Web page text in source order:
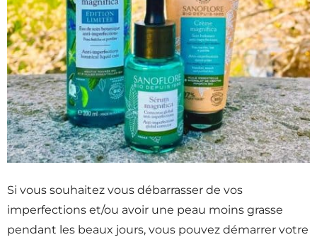
Si vous souhaitez vous débarrasser de vos
imperfections et/ou avoir une peau moins grasse
pendant les beaux jours, vous pouvez démarrer votre